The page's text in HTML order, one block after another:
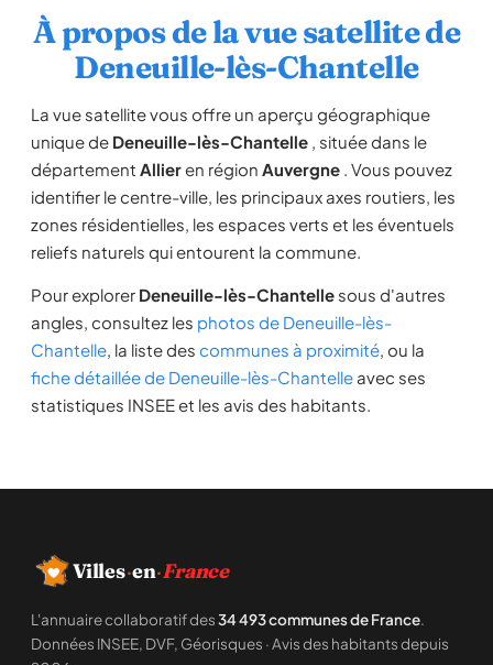
À propos de la vue satellite de
Deneuille-lès-Chantelle
La vue satellite vous offre un aperçu géographique
unique de Deneuille-lès-Chantelle , située dans le
département Allieren région Auvergne . Vous pouvez
identifier le centre-ville, les principaux axes routiers, les
zones résidentielles, les espaces verts et les éventuels
reliefs naturels qui entourent la commune.
Pour explorer Deneuille-lès-Chantelle sous d'autres
angles, consultez les photos de Deneuille-lès-
Chantelle, la liste des communes à proximité, ou la
fiche détaillée de Deneuille-lès-Chantelle avec ses
statistiques INSEE et les avis des habitants.
Villes·en·France
L'annuaire collaboratif des34 493 communes de France.
Données INSEE, DVF, Géorisques · Avis des habitants depuis